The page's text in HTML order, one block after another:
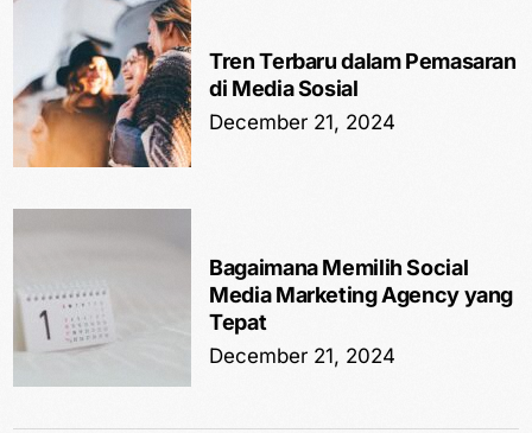
Tren Terbaru dalam Pemasaran
di Media Sosial
December 21, 2024
Bagaimana Memilih Social
Media Marketing Agency yang
Tepat
December 21, 2024